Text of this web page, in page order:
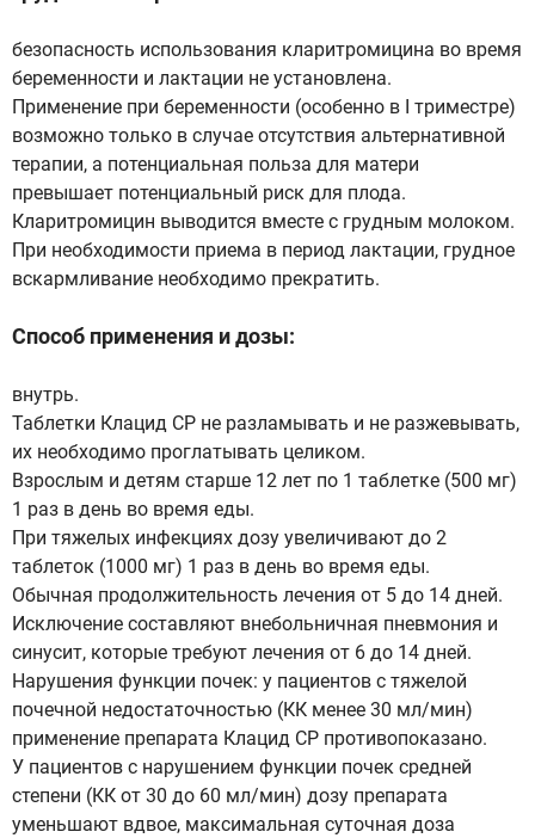
безопасность использования кларитромицина во время
беременности и лактации не установлена.
Применение при беременности (особенно в I триместре)
возможно только в случае отсутствия альтернативной
терапии, а потенциальная польза для матери
превышает потенциальный риск для плода.
Кларитромицин выводится вместе с грудным молоком.
При необходимости приема в период лактации, грудное
вскармливание необходимо прекратить.
Способ применения и дозы:
внутрь.
Таблетки Клацид СР не разламывать и не разжевывать,
их необходимо проглатывать целиком.
Взрослым и детям старше 12 лет по 1 таблетке (500 мг)
1 раз в день во время еды.
При тяжелых инфекциях дозу увеличивают до 2
таблеток (1000 мг) 1 раз в день во время еды.
Обычная продолжительность лечения от 5 до 14 дней.
Исключение составляют внебольничная пневмония и
синусит, которые требуют лечения от 6 до 14 дней.
Нарушения функции почек: у пациентов с тяжелой
почечной недостаточностью (КК менее 30 мл/мин)
применение препарата Клацид СР противопоказано.
У пациентов с нарушением функции почек средней
степени (КК от 30 до 60 мл/мин) дозу препарата
уменьшают вдвое, максимальная суточная доза